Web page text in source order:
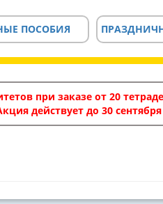
ПОСОБИЯ
при заказе от 20
действует до 30 сентября